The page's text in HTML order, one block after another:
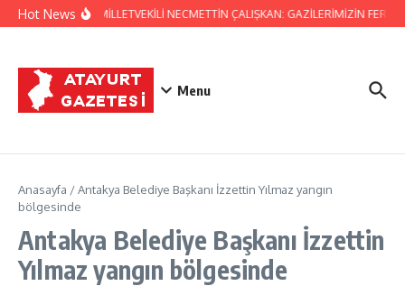
İçeriğe atla
Hot NewsHATAY MİLLETVEKİLİ NECMETTİN ÇALIŞKAN: GAZİLERİMİZİN
Menu
Anasayfa /Antakya Belediye Başkanı İzzettin Yılmaz yangın
bölgesinde
Antakya Belediye Başkanı İzzettin
Yılmaz yangın bölgesinde